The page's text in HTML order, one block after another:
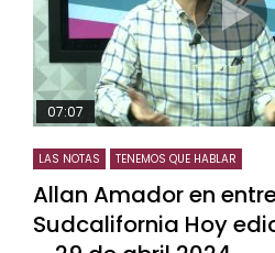
07:07
LAS NOTAS TENEMOS QUE HABLAR
Allan Amador en
Sudcalifornia Hoy